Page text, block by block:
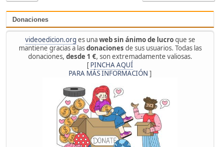
Donaciones
videoedicion.org es unaweb sin ánimo de lucroque se
mantiene gracias a lasdonaciones de sus usuarios. Todas las
donaciones, desde 1 €, son extremadamente valiosas.
[ PINCHA AQUÍ
PARA MÁS INFORMACIÓN ]